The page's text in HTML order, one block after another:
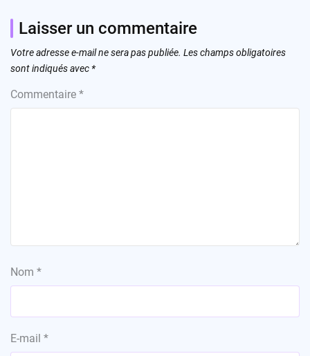
Laisser un commentaire
Votre adresse e-mail ne sera pas publiée. Les champs obligatoires
sont indiqués avec *
Commentaire *
Nom *
E-mail *